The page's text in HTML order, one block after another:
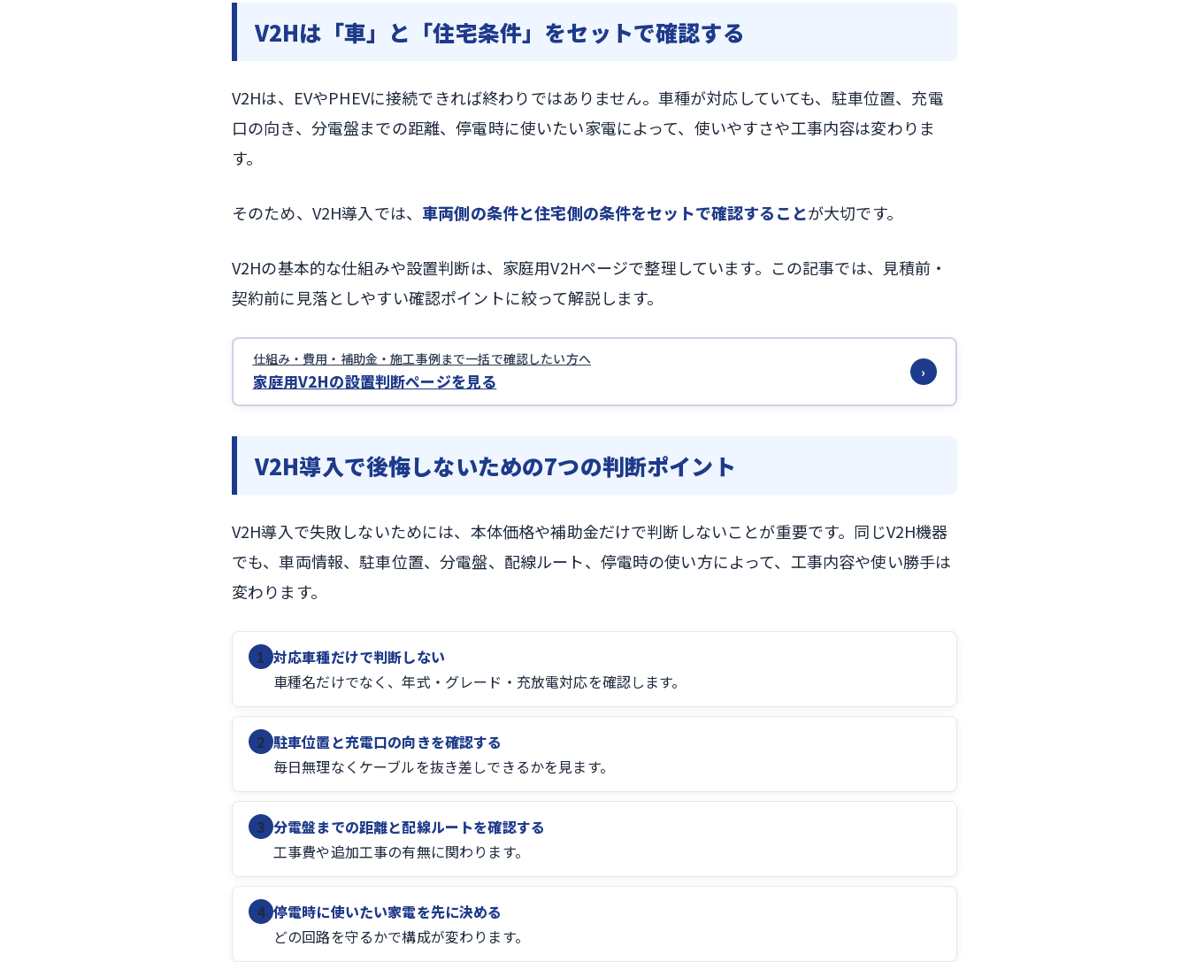
V2Hは「車」と「住宅条件」をセットで確認する
V2Hは、EVやPHEVに接続できれば終わりではありません。車種が対応していても、駐車位置、充電
口の向き、分電盤までの距離、停電時に使いたい家電によって、使いやすさや工事内容は変わりま
す。
そのため、V2H導入では、 車両側の条件と住宅側の条件をセットで確認することが大切です。
V2Hの基本的な仕組みや設置判断は、家庭用V2Hページで整理しています。この記事では、見積前・
契約前に見落としやすい確認ポイントに絞って解説します。
仕組み・費用・補助金・施工事例まで一括で確認したい方へ
家庭用V2Hの設置判断ページを見る ›
V2H導入で後悔しないための7つの判断ポイント
V2H導入で失敗しないためには、本体価格や補助金だけで判断しないことが重要です。同じV2H機器
でも、車両情報、駐車位置、分電盤、配線ルート、停電時の使い方によって、工事内容や使い勝手は
変わります。
1 対応車種だけで判断しない
車種名だけでなく、年式・グレード・充放電対応を確認します。
2 駐車位置と充電口の向きを確認する
毎日無理なくケーブルを抜き差しできるかを見ます。
3 分電盤までの距離と配線ルートを確認する
工事費や追加工事の有無に関わります。
4 停電時に使いたい家電を先に決める
どの回路を守るかで構成が変わります。